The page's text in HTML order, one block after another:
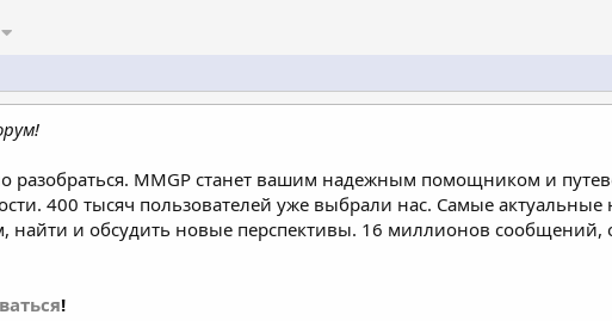
разобраться. MMGP станет вашим надежным помощником и
400 тысяч пользователей уже выбрали нас. Самые
найти и обсудить новые перспективы. 16 миллионов
!